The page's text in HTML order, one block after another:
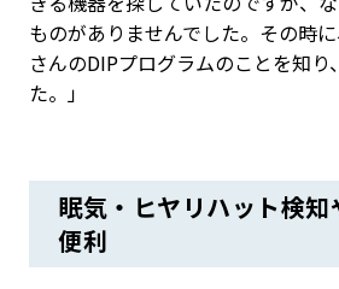
ものがありませんでした。その時
さんのDIPプログラムのことを知り
た。」
眠気・ヒヤリハット検
便利